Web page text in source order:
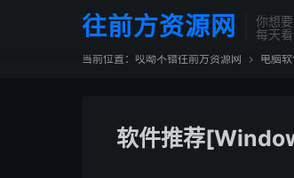
往前方资源网
你想
每天
当前位置： 哎呦不错往前方资源网  电脑
软件推荐